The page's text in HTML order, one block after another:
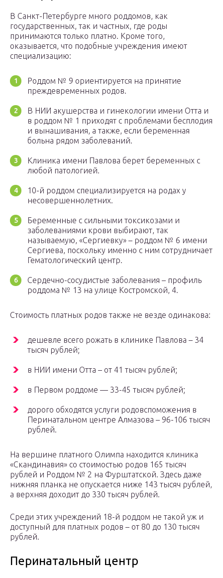
В Санкт-Петербурге много роддомов, как
государственных, так и частных, где роды
принимаются только платно. Кроме того,
оказывается, что подобные учреждения имеют
специализацию:
Роддом № 9 ориентируется на принятие
преждевременных родов.
В НИИ акушерства и гинекологии имени Отта и
в роддом № 1 приходят с проблемами бесплодия
и вынашивания, а также, если беременная
больна рядом заболеваний.
Клиника имени Павлова берет беременных с
любой патологией.
10-й роддом специализируется на родах у
несовершеннолетних.
Беременные с сильными токсикозами и
заболеваниями крови выбирают, так
называемую, «Сергиевку» – роддом № 6 имени
Сергиева, поскольку именно с ним сотрудничает
Гематологический центр.
Сердечно-сосудистые заболевания – профиль
роддома № 13 на улице Костромской, 4.
Стоимость платных родов также не везде одинакова:
дешевле всего рожать в клинике Павлова – 34
тысяч рублей;
в НИИ имени Отта – от 41 тысяч рублей;
в Первом роддоме — 33-45 тысяч рублей;
дорого обходятся услуги родовспоможения в
Перинатальном центре Алмазова – 96-106 тысяч
рублей.
На вершине платного Олимпа находится клиника
«Скандинавия» со стоимостью родов 165 тысяч
рублей и Роддом № 2 на Фурштатской. Здесь даже
нижняя планка не опускается ниже 143 тысяч рублей,
а верхняя доходит до 330 тысяч рублей.
Среди этих учреждений 18-й роддом не такой уж и
доступный для платных родов – от 80 до 130 тысяч
рублей.
Перинатальный центр